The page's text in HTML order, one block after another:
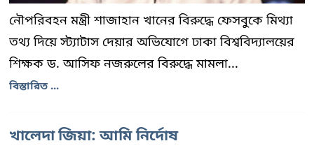
নৌপরিবহন মন্ত্রী শাজাহান খানের বিরুদ্ধে ফেসবুকে মিথ্যা
তথ্য দিয়ে স্ট্যাটাস দেয়ার অভিযোগে ঢাকা বিশ্ববিদ্যালয়ের
শিক্ষক ড. আসিফ নজরুলের বিরুদ্ধে মামলা...
বিস্তারিত ...
খালেদা জিয়া: আমি নির্দোষ